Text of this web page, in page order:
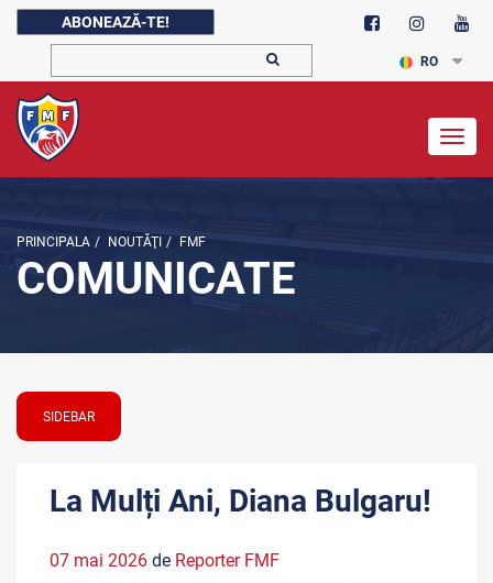
ABONEAZĂ-TE!
RO
PRINCIPALA / NOUTĂŢI / FMF
COMUNICATE
SIDEBAR
La Mulți Ani, Diana Bulgaru!
07 mai 2026 de Reporter FMF